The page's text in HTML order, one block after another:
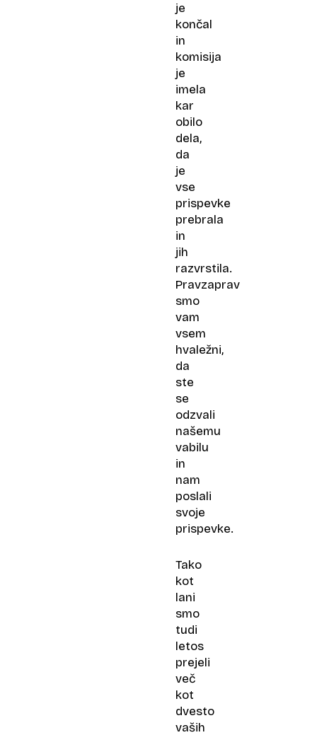
je
končal
in
komisija
je
imela
kar
obilo
dela,
da
je
vse
prispevke
prebrala
in
jih
razvrstila.
Pravzaprav
smo
vam
vsem
hvaležni,
da
ste
se
odzvali
našemu
vabilu
in
nam
poslali
svoje
prispevke.
Tako
kot
lani
smo
tudi
letos
prejeli
več
kot
dvesto
vaših